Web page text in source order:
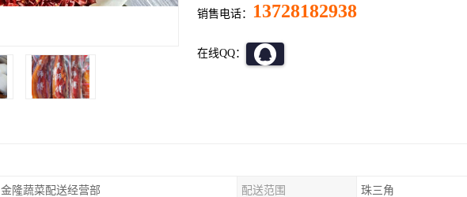
销售电话： 13728182938
在线QQ：
金隆蔬菜配送经营部 配送范围 珠三角